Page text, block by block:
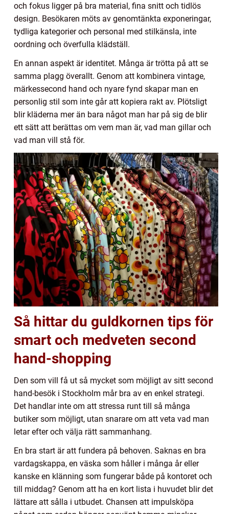
och fokus ligger på bra material, fina snitt och tidlös
design. Besökaren möts av genomtänkta exponeringar,
tydliga kategorier och personal med stilkänsla, inte
oordning och överfulla klädställ.
En annan aspekt är identitet. Många är trötta på att se
samma plagg överallt. Genom att kombinera vintage,
märkessecond hand och nyare fynd skapar man en
personlig stil som inte går att kopiera rakt av. Plötsligt
blir kläderna mer än bara något man har på sig de blir
ett sätt att berättas om vem man är, vad man gillar och
vad man vill stå för.
Så hittar du guldkornen tips för
smart och medveten second
hand-shopping
Den som vill få ut så mycket som möjligt av sitt second
hand-besök i Stockholm mår bra av en enkel strategi.
Det handlar inte om att stressa runt till så många
butiker som möjligt, utan snarare om att veta vad man
letar efter och välja rätt sammanhang.
En bra start är att fundera på behoven. Saknas en bra
vardagskappa, en väska som håller i många år eller
kanske en klänning som fungerar både på kontoret och
till middag? Genom att ha en kort lista i huvudet blir det
lättare att sålla i utbudet. Chansen att impulsköpa